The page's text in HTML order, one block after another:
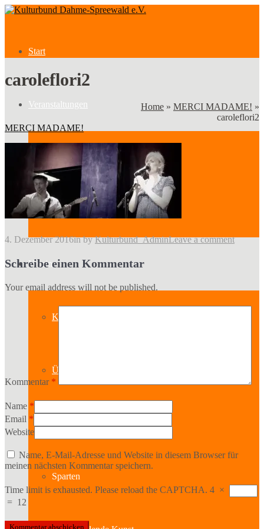
Start
Veranstaltungen
Veranstaltungen
Kategorien
Verein
Kontakt
Über uns
Sparten
caroleflori2
Home » MERCI MADAME! »
caroleflori2
MERCI MADAME!
4. Dezember 2016inbyKulturbund_AdminLeave a comment
Schreibe einen Kommentar
Your email address will not be published.
Kommentar *
Name *
Email *
Website
Name, E-Mail-Adresse und Website in diesem Browser für
meinen nächsten Kommentar speichern.
Time limit is exhausted. Please reload the CAPTCHA. 4 ×
= 12